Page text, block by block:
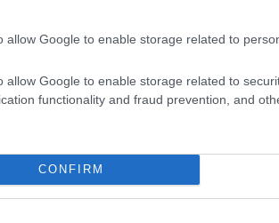
allow Google to enable storage related to
allow Google to enable storage related to
functionality and fraud prevention, and
CONFIRM
facebook jegyzet napló virtuális